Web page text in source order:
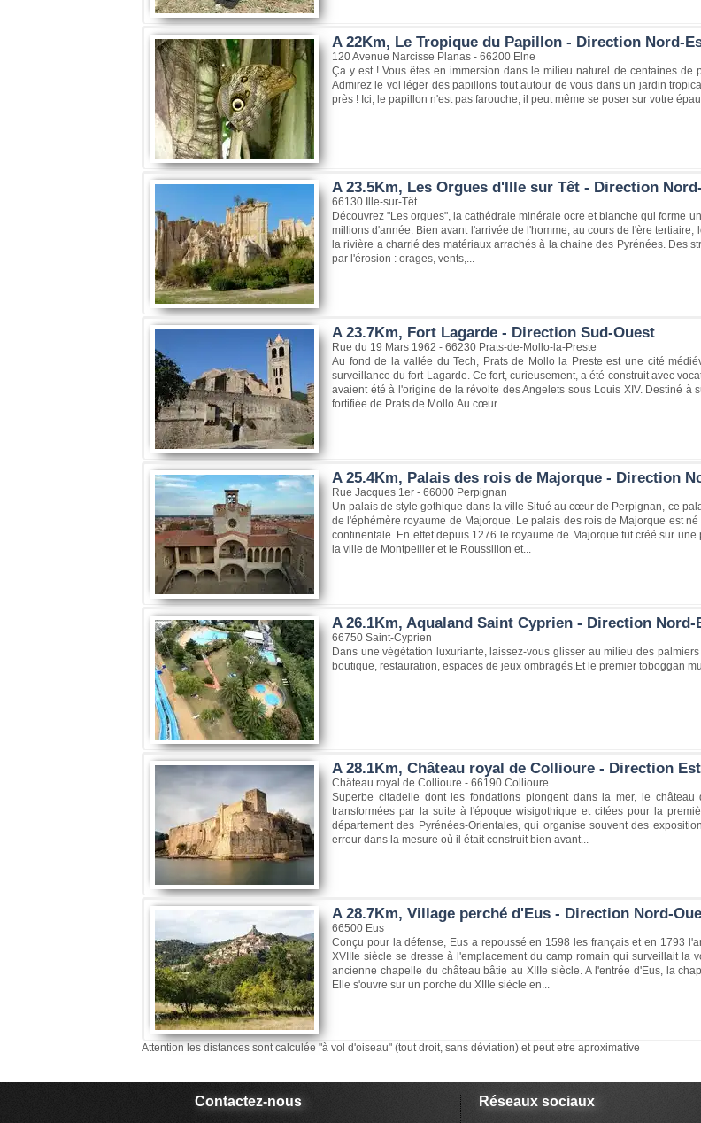
A 22Km, Le Tropique du Papillon - Direction Nord-
120 Avenue Narcisse Planas - 66200 Elne
Ça y est ! Vous êtes en immersion dans le milieu naturel de centaines de
Admirez le vol léger des papillons tout autour de vous dans un jardin
près ! Ici, le papillon n'est pas farouche, il peut même se poser sur votre
A 23.5Km, Les Orgues d'Ille sur Têt - Direction
66130 Ille-sur-Têt
Découvrez "Les orgues", la cathédrale minérale ocre et blanche qui forme
millions d'année. Bien avant l'arrivée de l'homme, au cours de l'ère
la rivière a charrié des matériaux arrachés à la chaine des Pyrénées. Des
par l'érosion : orages, vents,...
A 23.7Km, Fort Lagarde - Direction Sud-Ouest
Rue du 19 Mars 1962 - 66230 Prats-de-Mollo-la-Preste
Au fond de la vallée du Tech, Prats de Mollo la Preste est une cité
surveillance du fort Lagarde. Ce fort, curieusement, a été construit avec
avaient été à l'origine de la révolte des Angelets sous Louis XIV. Destiné
fortifiée de Prats de Mollo.Au cœur...
A 25.4Km, Palais des rois de Majorque - Direction
Rue Jacques 1er - 66000 Perpignan
Un palais de style gothique dans la ville Situé au cœur de Perpignan, ce
de l'éphémère royaume de Majorque. Le palais des rois de Majorque est
continentale. En effet depuis 1276 le royaume de Majorque fut créé sur
la ville de Montpellier et le Roussillon et...
A 26.1Km, Aqualand Saint Cyprien - Direction Nord-
66750 Saint-Cyprien
Dans une végétation luxuriante, laissez-vous glisser au milieu des
boutique, restauration, espaces de jeux ombragés.Et le premier toboggan
A 28.1Km, Château royal de Collioure - Direction Est
Château royal de Collioure - 66190 Collioure
Superbe citadelle dont les fondations plongent dans la mer, le
transformées par la suite à l'époque wisigothique et citées pour la
département des Pyrénées-Orientales, qui organise souvent des
erreur dans la mesure où il était construit bien avant...
A 28.7Km, Village perché d'Eus - Direction Nord-
66500 Eus
Conçu pour la défense, Eus a repoussé en 1598 les français et en 1793
XVIIIe siècle se dresse à l'emplacement du camp romain qui surveillait la
ancienne chapelle du château bâtie au XIIIe siècle. A l'entrée d'Eus, la
Elle s'ouvre sur un porche du XIIIe siècle en...
Attention les distances sont calculée "à vol d'oiseau" (tout droit, sans déviation) et peut etre aproximative
Contactez-nous Réseaux sociaux